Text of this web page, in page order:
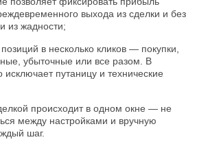
выхода из сделки и без
из жадности;
в несколько кликов — покупки,
убыточные или все разом. В
путаницу и технические
происходит в одном окне — не
между настройками и вручную
шаг.